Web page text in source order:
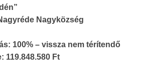
Nagyközség
100% – vissza nem térítendő
119.848.580 Ft